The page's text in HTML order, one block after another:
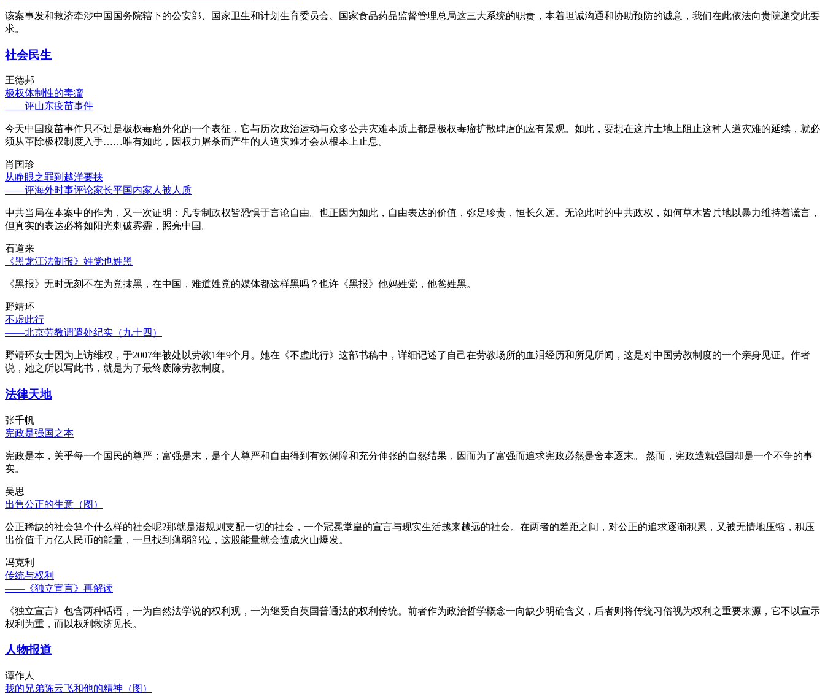
该案事发和救济牵涉中国国务院辖下的公安部、国家卫生和计划生育委员会、国家食品药品监督管理总局这三大系统的职责，本着坦诚沟通和协助预防的诚意，我们在此依法向贵院递交此要
求。
社会民生
王德邦
极权体制性的毒瘤
——评山东疫苗事件
今天中国疫苗事件只不过是极权毒瘤外化的一个表征，它与历次政治运动与众多公共灾难本质上都是极权毒瘤扩散肆虐的应有景观。如此，要想在这片土地上阻止这种人道灾难的延续，就必
须从革除极权制度入手……唯有如此，因权力屠杀而产生的人道灾难才会从根本上止息。
肖国珍
从睁眼之罪到越洋要挟
——评海外时事评论家长平国内家人被人质
中共当局在本案中的作为，又一次证明：凡专制政权皆恐惧于言论自由。也正因为如此，自由表达的价值，弥足珍贵，恒长久远。无论此时的中共政权，如何草木皆兵地以暴力维持着谎言，
但真实的表达必将如阳光刺破雾霾，照亮中国。
石道来
《黑龙江法制报》姓党也姓黑
《黑报》无时无刻不在为党抹黑，在中国，难道姓党的媒体都这样黑吗？也许《黑报》他妈姓党，他爸姓黑。
野靖环
不虚此行
——北京劳教调遣处纪实（九十四）
野靖环女士因为上访维权，于2007年被处以劳教1年9个月。她在《不虚此行》这部书稿中，详细记述了自己在劳教场所的血泪经历和所见所闻，这是对中国劳教制度的一个亲身见证。作者
说，她之所以写此书，就是为了最终废除劳教制度。
法律天地
张千帆
宪政是强国之本
宪政是本，关乎每一个国民的尊严；富强是末，是个人尊严和自由得到有效保障和充分伸张的自然结果，因而为了富强而追求宪政必然是舍本逐末。 然而，宪政造就强国却是一个不争的事
实。
吴思
出售公正的生意（图）
公正稀缺的社会算个什么样的社会呢?那就是潜规则支配一切的社会，一个冠冕堂皇的宣言与现实生活越来越远的社会。在两者的差距之间，对公正的追求逐渐积累，又被无情地压缩，积压
出价值千万亿人民币的能量，一旦找到薄弱部位，这股能量就会造成火山爆发。
冯克利
传统与权利
——《独立宣言》再解读
《独立宣言》包含两种话语，一为自然法学说的权利观，一为继受自英国普通法的权利传统。前者作为政治哲学概念一向缺少明确含义，后者则将传统习俗视为权利之重要来源，它不以宣示
权利为重，而以权利救济见长。
人物报道
谭作人
我的兄弟陈云飞和他的精神（图）